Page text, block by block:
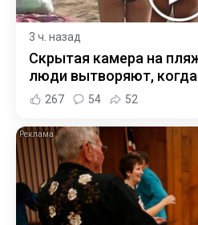
3 ч. назад
Скрытая камера на
люди вытворяют, когда
267 54 52